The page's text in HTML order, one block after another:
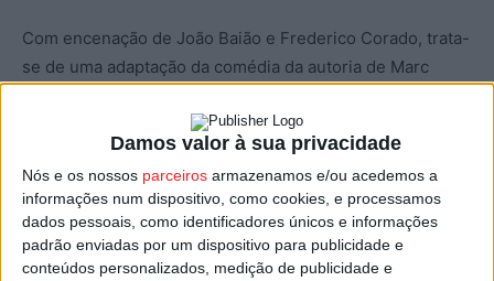
Damos valor à sua privacidade
Nós e os nossos parceiros armazenamos e/ou acedemos a
informações num dispositivo, como cookies, e processamos
dados pessoais, como identificadores únicos e informações
padrão enviadas por um dispositivo para publicidade e
conteúdos personalizados, medição de publicidade e
Com encenação de João Baião e Frederico Corado, trata-
se de uma adaptação da comédia da autoria de Marc
West End de Londres e na Broadway em Nova Iorque.
Vencedor de vários prémios internacionais, chega agora
aos palcos nacionais pela mão de João Baião.
João Baião, que interpreta “Bernardo”, vai estar
acompanhado por um elenco conhecido do grande